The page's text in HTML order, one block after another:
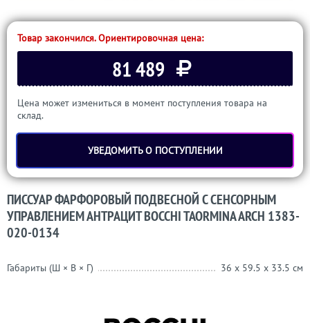
Товар закончился. Ориентировочная цена:
81 489
Цена может измениться в момент поступления товара на
склад.
УВЕДОМИТЬ О ПОСТУПЛЕНИИ
ПИССУАР ФАРФОРОВЫЙ ПОДВЕСНОЙ С СЕНСОРНЫМ
УПРАВЛЕНИЕМ АНТРАЦИТ BOCCHI TAORMINA ARCH 1383-
020-0134
Габариты (Ш × В × Г) 36 x 59.5 x 33.5 см